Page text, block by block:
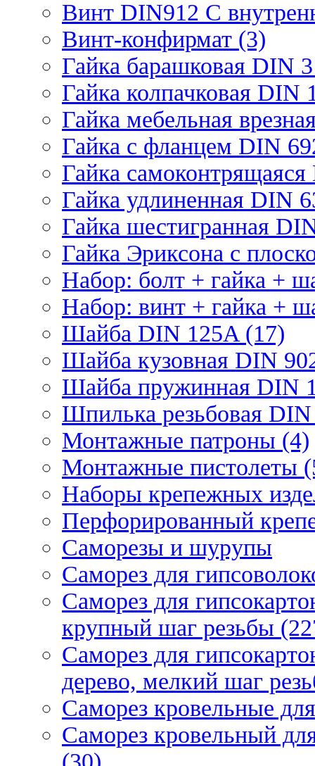
Винт DIN912 С
Винт-конфирмат (3)
Гайка барашковая DIN
Гайка колпачковая DIN
Гайка мебельная
Гайка с фланцем DIN
Гайка
Гайка удлиненная DIN
Гайка шестигранная
Гайка Эриксона с
Набор: болт + гайка +
Набор: винт + гайка +
Шайба DIN 125A (17)
Шайба кузовная DIN
Шайба пружинная DIN
Шпилька резьбовая
Монтажные патроны (4)
Монтажные пистолеты
Наборы крепежных
Перфорированный
Саморезы и шурупы
Саморез для
Саморез для
крупный шаг резьбы
Саморез для
дерево, мелкий шаг
Саморез кровельные
Саморез кровельный